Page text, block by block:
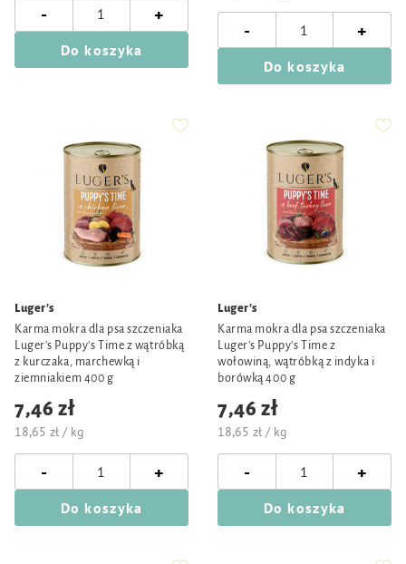
- +
Do koszyka
- +
Do koszyka
Luger's
Karma mokra dla psa szczeniaka
Luger's Puppy's Time z wątróbką
z kurczaka, marchewką i
ziemniakiem 400 g
7,46 zł
18,65 zł / kg
- +
Do koszyka
Luger's
Karma mokra dla psa szczeniaka
Luger's Puppy's Time z
wołowiną, wątróbką z indyka i
borówką 400 g
7,46 zł
18,65 zł / kg
- +
Do koszyka